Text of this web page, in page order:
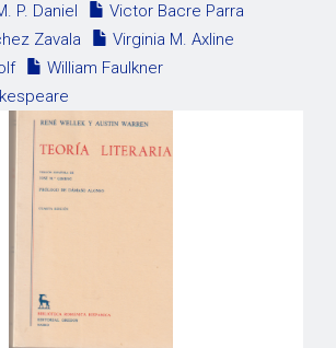
P. Daniel
Victor Bacre Parra
Zavala
Virginia M. Axline
William Faulkner